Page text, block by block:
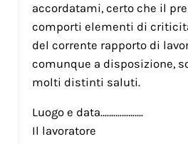
accordatami, certo che il
comporti elementi di
del corrente rapporto di
comunque a disposizione,
molti distinti saluti.
Luogo e data………………..
Il lavoratore